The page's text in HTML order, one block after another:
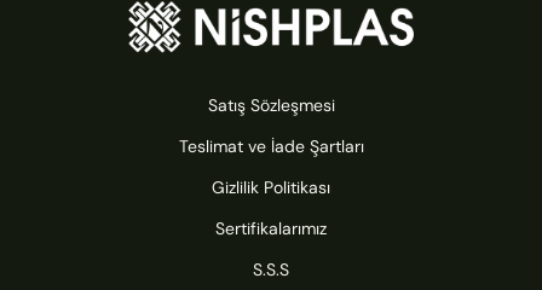
Satış Sözleşmesi
Teslimat ve İade Şartları
Gizlilik Politikası
Sertifikalarımız
S.S.S